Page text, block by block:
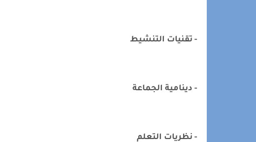
- تقنيات التنشيط
- دينامية الجماعة
- نظريات التعلم